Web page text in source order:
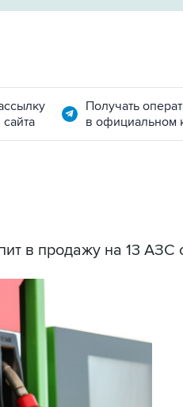
Получать
в официальном
в продажу на 13 АЗС